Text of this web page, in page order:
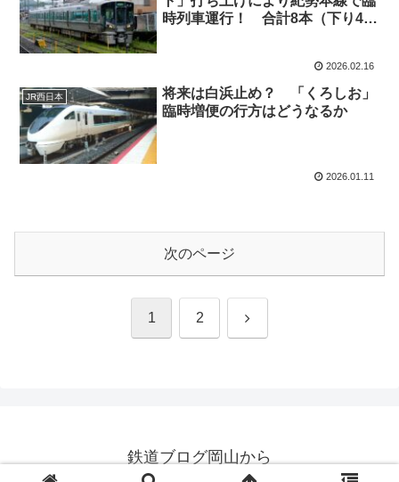
時列車運行！ 合計8本（下り4
2026.02.16
JR西日本
将来は白浜止め？ 「くろしお」
臨時増便の行方はどうなるか
2026.01.11
次のページ
1 2 次
鉄道ブログ岡山から